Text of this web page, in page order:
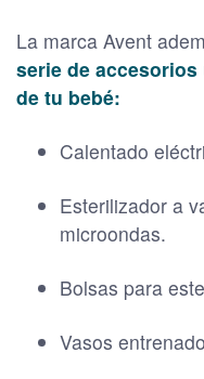
La marca Avent
serie de
de tu bebé:
Calentado
Esterilizador a
microondas.
Bolsas para
Vasos